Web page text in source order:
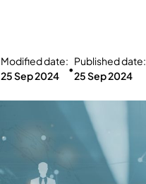
Modified date:
25 Sep 2024
•
Published date:
25 Sep 2024